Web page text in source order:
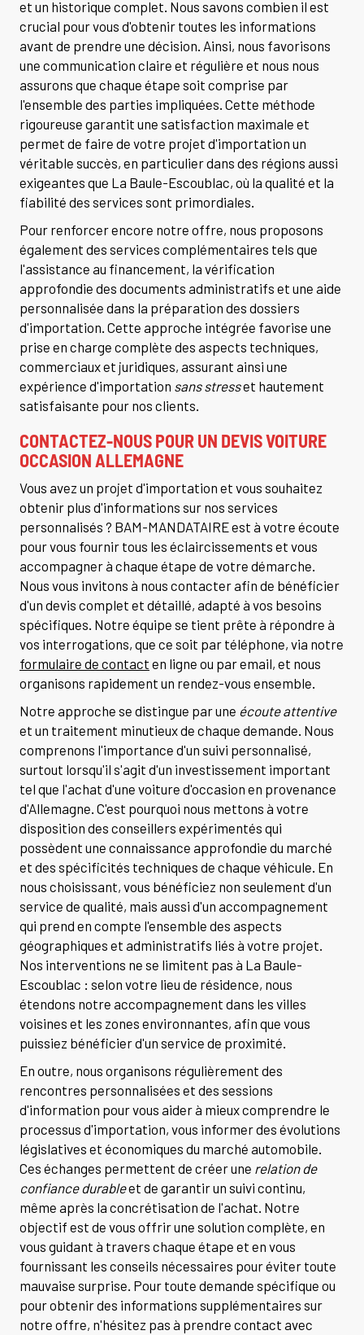
et un historique complet. Nous savons combien il est
crucial pour vous d'obtenir toutes les informations
avant de prendre une décision. Ainsi, nous favorisons
une communication claire et régulière et nous nous
assurons que chaque étape soit comprise par
l'ensemble des parties impliquées. Cette méthode
rigoureuse garantit une satisfaction maximale et
permet de faire de votre projet d'importation un
véritable succès, en particulier dans des régions aussi
exigeantes que La Baule-Escoublac, où la qualité et la
fiabilité des services sont primordiales.
Pour renforcer encore notre offre, nous proposons
également des services complémentaires tels que
l'assistance au financement, la vérification
approfondie des documents administratifs et une aide
personnalisée dans la préparation des dossiers
d'importation. Cette approche intégrée favorise une
prise en charge complète des aspects techniques,
commerciaux et juridiques, assurant ainsi une
expérience d'importation sans stresset hautement
satisfaisante pour nos clients.
CONTACTEZ-NOUS POUR UN DEVISVOITURE
OCCASION ALLEMAGNE
Vous avez un projet d'importation et vous souhaitez
obtenir plus d'informations sur nos services
personnalisés ? BAM-MANDATAIRE est à votre écoute
pour vous fournir tous les éclaircissements et vous
accompagner à chaque étape de votre démarche.
Nous vous invitons à nous contacter afin de bénéficier
d'un devis complet et détaillé, adapté à vos besoins
spécifiques. Notre équipe se tient prête à répondre à
vos interrogations, que ce soit par téléphone, via notre
formulaire de contact en ligne ou par email, et nous
organisons rapidement un rendez-vous ensemble.
Notre approche se distingue par une écoute attentive
et un traitement minutieux de chaque demande. Nous
comprenons l'importance d'un suivi personnalisé,
surtout lorsqu'il s'agit d'un investissement important
tel que l'achat d'une voiture d'occasion en provenance
d'Allemagne. C'est pourquoi nous mettons à votre
disposition des conseillers expérimentés qui
possèdent une connaissance approfondie du marché
et des spécificités techniques de chaque véhicule. En
nous choisissant, vous bénéficiez non seulement d'un
service de qualité, mais aussi d'un accompagnement
qui prend en compte l'ensemble des aspects
géographiques et administratifs liés à votre projet.
Nos interventions ne se limitent pas à La Baule-
Escoublac : selon votre lieu de résidence, nous
étendons notre accompagnement dans les villes
voisines et les zones environnantes, afin que vous
puissiez bénéficier d'un service de proximité.
En outre, nous organisons régulièrement des
rencontres personnalisées et des sessions
d'information pour vous aider à mieux comprendre le
processus d'importation, vous informer des évolutions
législatives et économiques du marché automobile.
Ces échanges permettent de créer une relation de
confiance durableet de garantir un suivi continu,
même après la concrétisation de l'achat. Notre
objectif est de vous offrir une solution complète, en
vous guidant à travers chaque étape et en vous
fournissant les conseils nécessaires pour éviter toute
mauvaise surprise. Pour toute demande spécifique ou
pour obtenir des informations supplémentaires sur
notre offre, n'hésitez pas à prendre contact avec